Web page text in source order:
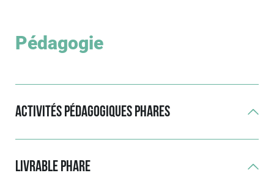
Pédagogie
Activités pédagogiques phares
Livrable phare